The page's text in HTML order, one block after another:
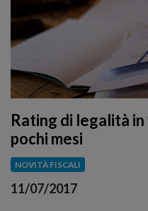
Rating di legalità
pochi mesi
NOVITÀ FISCALI
11/07/2017